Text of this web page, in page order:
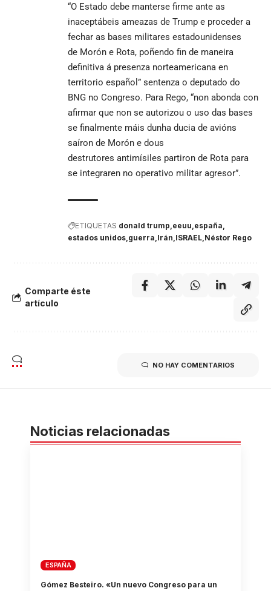
“O Estado debe manterse firme ante as
inaceptábeis ameazas de Trump e proceder a
fechar as bases militares estadounidenses
de Morón e Rota, poñendo fin de maneira
definitiva á presenza norteamericana en
territorio español” sentenza o deputado do
BNG no Congreso. Para Rego, “non abonda con
afirmar que non se autorizou o uso das bases
se finalmente máis dunha ducia de avións
saíron de Morón e dous
destrutores antimísiles partiron de Rota para
se integraren no operativo militar agresor”.
ETIQUETAS donald trump eeuu españa
estados unidos guerra Irán ISRAEL Néstor Rego
Comparte éste
artículo
NO HAY COMENTARIOS
Noticias relacionadas
ESPAÑA
Gómez Besteiro. «Un nuevo Congreso para un